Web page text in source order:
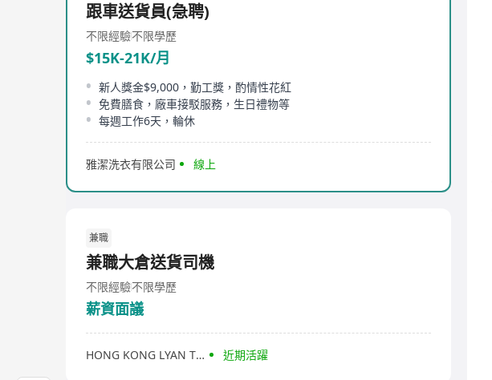
跟車送貨員(急聘)
不限經驗不限學歷
$15K-21K/月
新人獎金$9,000，勤工獎，酌情性花紅
免費膳食，廠車接駁服務，生日禮物等
每週工作6天，輪休
雅潔洗衣有限公司 線上
兼職
兼職大倉送貨司機
不限經驗不限學歷
薪資面議
HONG KONG LYAN TRADING LIMITED 近期活躍